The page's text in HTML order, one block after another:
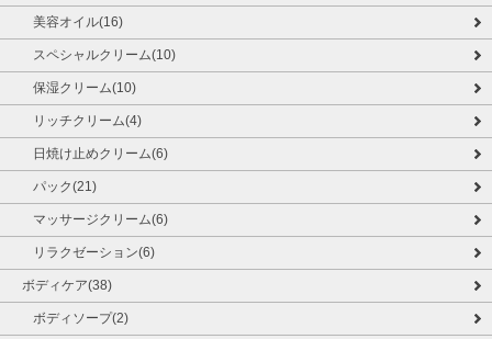
美容オイル(16)
スペシャルクリーム(10)
保湿クリーム(10)
リッチクリーム(4)
日焼け止めクリーム(6)
パック(21)
マッサージクリーム(6)
リラクゼーション(6)
ボディケア(38)
ボディソープ(2)